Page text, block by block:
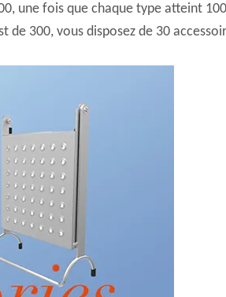
une fois que chaque type atteint
300, vous disposez de 30